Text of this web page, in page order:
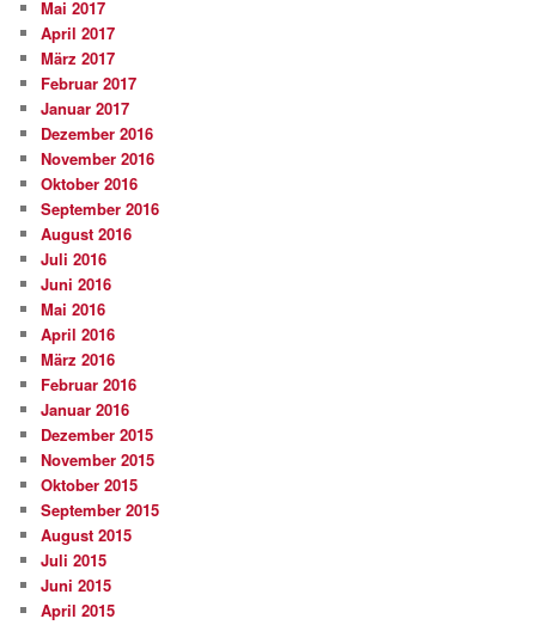
Mai 2017
April 2017
März 2017
Februar 2017
Januar 2017
Dezember 2016
November 2016
Oktober 2016
September 2016
August 2016
Juli 2016
Juni 2016
Mai 2016
April 2016
März 2016
Februar 2016
Januar 2016
Dezember 2015
November 2015
Oktober 2015
September 2015
August 2015
Juli 2015
Juni 2015
April 2015